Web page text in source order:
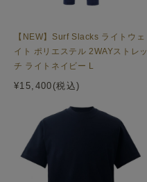
【NEW】Surf Slacks ライトウェ
イト ポリエステル 2WAYストレッ
チ ライトネイビー L
¥15,400(税込)